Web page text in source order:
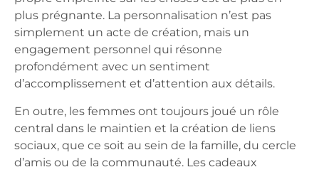
plus prégnante. La personnalisation n’est pas
simplement un acte de création, mais un
engagement personnel qui résonne
profondément avec un sentiment
d’accomplissement et d’attention aux détails.
En outre, les femmes ont toujours joué un rôle
central dans le maintien et la création de liens
sociaux, que ce soit au sein de la famille, du cercle
d’amis ou de la communauté. Les cadeaux